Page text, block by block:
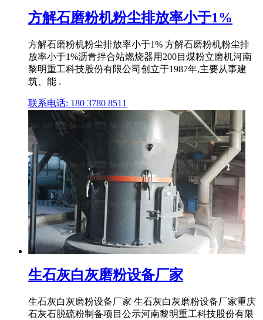
方解石磨粉机粉尘排放率小于1%
方解石磨粉机粉尘排放率小于1% 方解石磨粉机粉尘排
放率小于1%沥青拌合站燃烧器用200目煤粉立磨机河南
黎明重工科技股份有限公司创立于1987年,主要从事建
筑、能 .
联系电话: 180 3780 8511
生石灰白灰磨粉设备厂家
生石灰白灰磨粉设备厂家 生石灰白灰磨粉设备厂家重庆
石灰石脱硫粉制备项目公示河南黎明重工科技股份有限